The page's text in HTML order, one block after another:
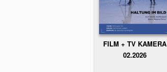
FILM + TV KAMERA
02.2026